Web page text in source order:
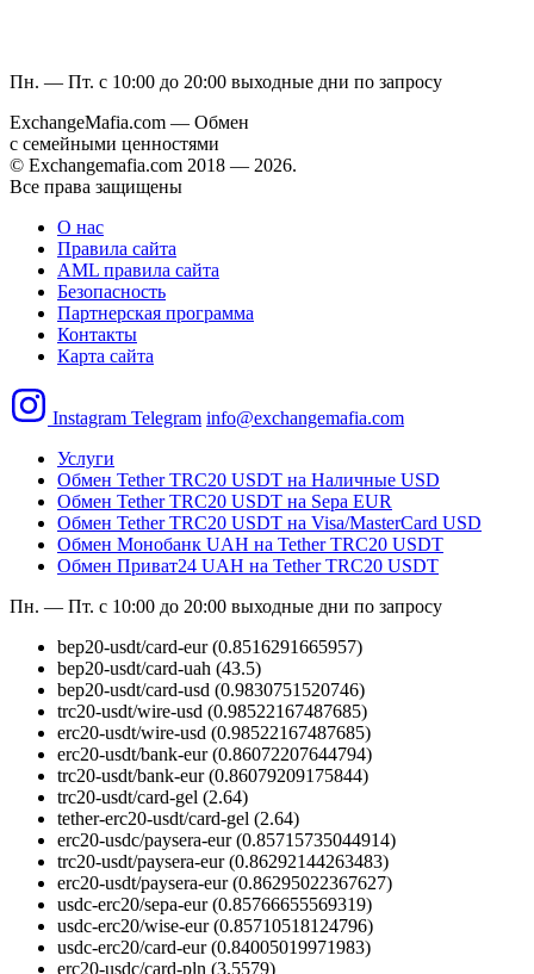
Пн. — Пт. с 10:00 до 20:00 выходные дни по запросу
ExchangeMafia.com — Обмен
с семейными ценностями
© Exchangemafia.com 2018 — 2026.
Все права защищены
О нас
Правила сайта
AML правила сайта
Безопасность
Партнерская программа
Контакты
Карта сайта
Instagram Telegram info@exchangemafia.com
Услуги
Обмен Tether TRC20 USDT на Наличные USD
Обмен Tether TRC20 USDT на Sepa EUR
Обмен Tether TRC20 USDT на Visa/MasterCard USD
Обмен Монобанк UAH на Tether TRC20 USDT
Обмен Приват24 UAH на Tether TRC20 USDT
Пн. — Пт. с 10:00 до 20:00 выходные дни по запросу
bep20-usdt/card-eur (0.8516291665957)
bep20-usdt/card-uah (43.5)
bep20-usdt/card-usd (0.9830751520746)
trc20-usdt/wire-usd (0.98522167487685)
erc20-usdt/wire-usd (0.98522167487685)
erc20-usdt/bank-eur (0.86072207644794)
trc20-usdt/bank-eur (0.86079209175844)
trc20-usdt/card-gel (2.64)
tether-erc20-usdt/card-gel (2.64)
erc20-usdc/paysera-eur (0.85715735044914)
trc20-usdt/paysera-eur (0.86292144263483)
erc20-usdt/paysera-eur (0.86295022367627)
usdc-erc20/sepa-eur (0.85766655569319)
usdc-erc20/wise-eur (0.85710518124796)
usdc-erc20/card-eur (0.84005019971983)
erc20-usdc/card-pln (3.5579)